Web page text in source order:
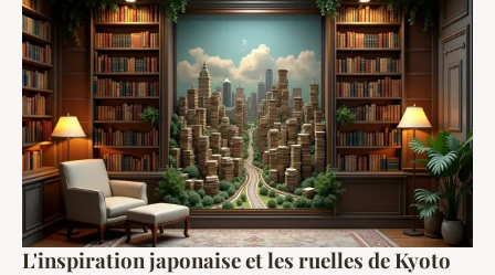
L'inspiration japonaise et les ruelles de Kyoto